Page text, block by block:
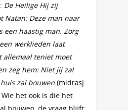
De Heilige Hij zij
Natan: Deze man naar
een haastig man. Zorg
werklieden laat
allemaal teniet moet
zeg hem: Niet jij zal
zal bouwen (midrasj
Wie het ook is die het